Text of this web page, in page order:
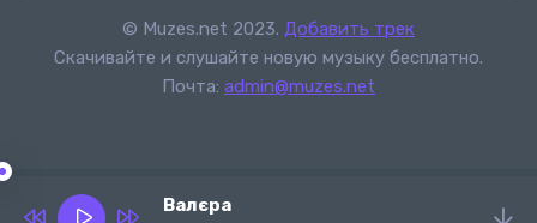
© Muzes.net 2023. Добавить трек
Скачивайте и слушайте новую музыку бесплатно.
Почта: admin@muzes.net
Валєра